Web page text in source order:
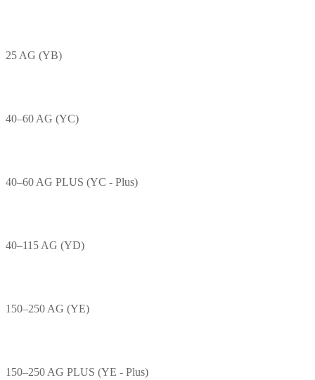
25 AG (YB)
40–60 AG (YC)
40–60 AG PLUS (YC - Plus)
40–115 AG (YD)
150–250 AG (YE)
150–250 AG PLUS (YE - Plus)